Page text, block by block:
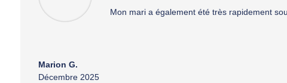
Mon mari a également été très rapidement
Marion G.
Décembre 2025